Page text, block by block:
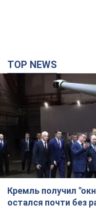
TOP NEWS
Кремль получил
остался почти без